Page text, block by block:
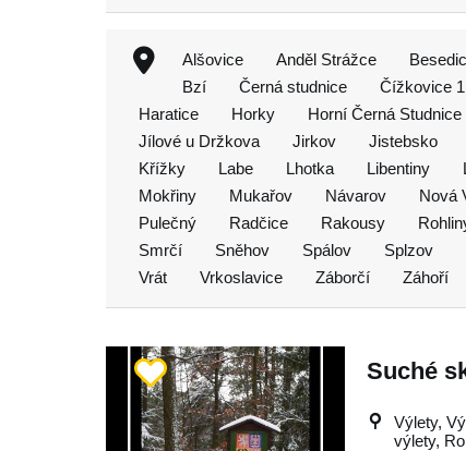
Alšovice Anděl Strážce
Bzí
Černá studnice Čížkovice
Haratice
Horky Horní Černá Studnice
Jílové u Držkova
Jirkov Jistebsko
Křížky
Labe Lhotka Libentiny
Mokřiny
Mukařov Návarov Nová
Pulečný
Radčice Rakousy
Smrčí
Sněhov Spálov Splzov
Vrát
Vrkoslavice Záborčí Záhoří
Suché
Výlety,
výlety,